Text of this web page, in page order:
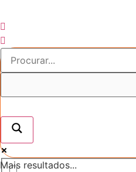
Mais resultados...